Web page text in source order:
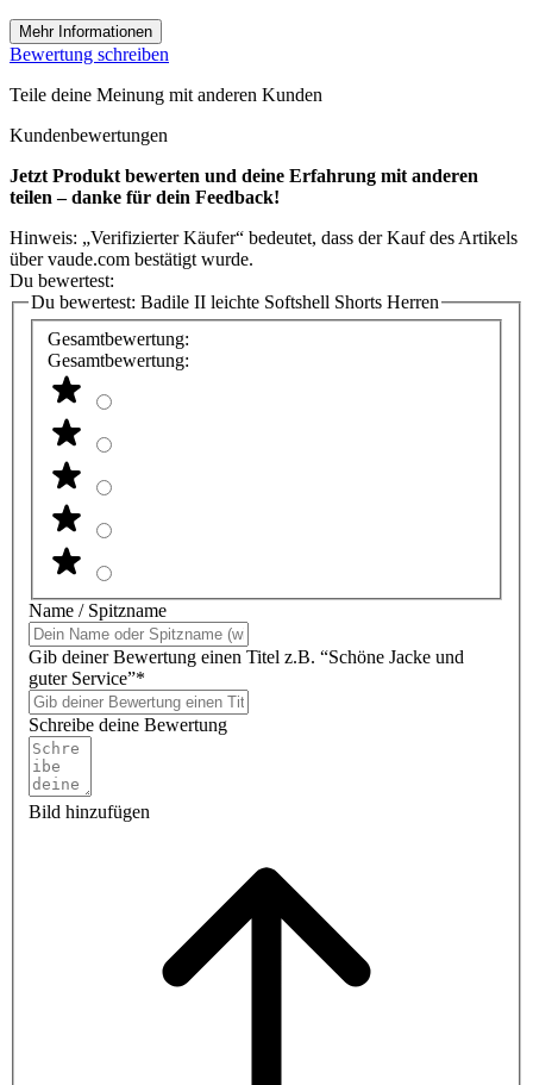
Mehr Informationen
Bewertung schreiben
Teile deine Meinung mit anderen Kunden
Kundenbewertungen
Jetzt Produkt bewerten und deine Erfahrung mit anderen
teilen – danke für dein Feedback!
Hinweis: „Verifizierter Käufer“ bedeutet, dass der Kauf des Artikels
über vaude.com bestätigt wurde.
Du bewertest:
Du bewertest: Badile II leichte Softshell Shorts Herren
Gesamtbewertung:
Gesamtbewertung:
Name / Spitzname
Gib deiner Bewertung einen Titel z.B. “Schöne Jacke und
guter Service”*
Schreibe deine Bewertung
Bild hinzufügen